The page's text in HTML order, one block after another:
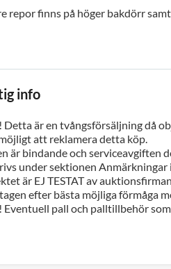
repor finns på höger bakdörr
info
Detta är en tvångsförsäljning då
att reklamera detta köp.
är bindande och serviceavgiften
under sektionen
är EJ TESTAT av
efter bästa möjliga förmåga
Eventuell pall och palltillbehör